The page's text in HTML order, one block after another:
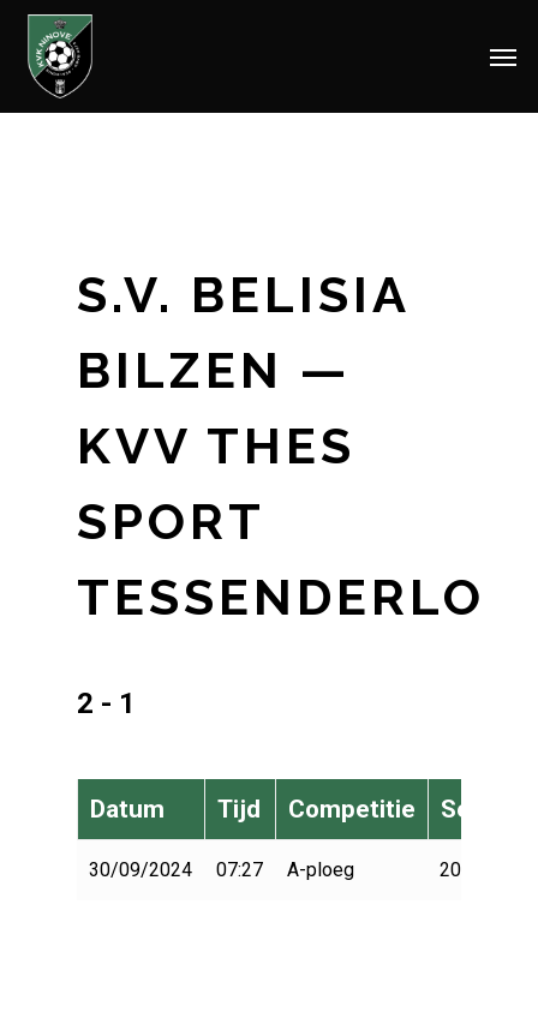
Skip
S.V. BELISIA
BILZEN —
KVV THES
SPORT
TESSENDERLO
2 - 1
Datum Tijd Competitie Seizoen
30/09/2024 07:27 A-ploeg 2024-2025